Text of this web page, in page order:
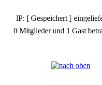
IP: [ Gespeichert ]
0 Mitglieder und 1 Gast